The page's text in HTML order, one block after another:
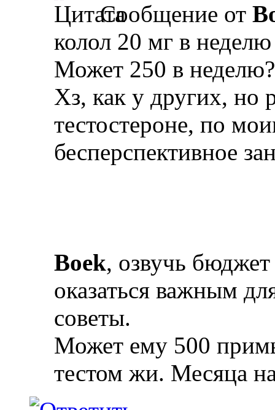
Сообщение от
колол 20 мг в
Может 250 в неделю?
Хз, как у других, но
тестостероне, по
бесперспективное
Boek, озвучь
оказаться важным
советы.
Может ему 500
тестом жи. Месяца